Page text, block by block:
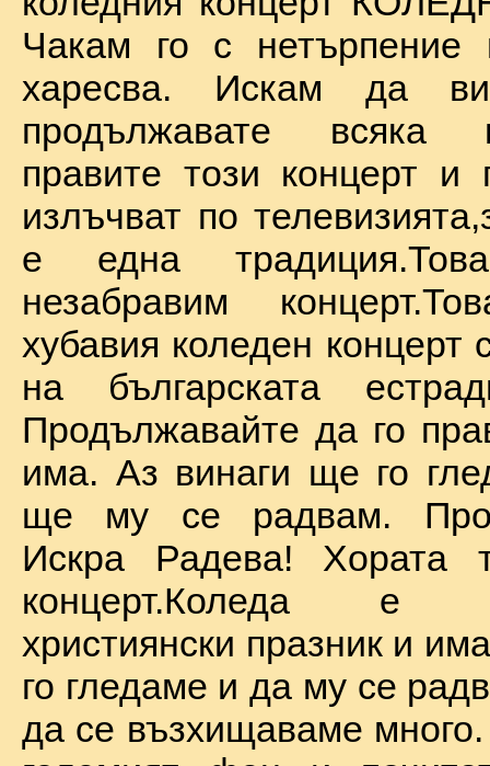
Чакам го с
харесва. Искам да
продължавате всяка
правите този концерт и
излъчват по
е една
незабравим
хубавия коледен концерт
на българската
Продължавайте да го
има. Аз винаги ще го
ще му се радвам.
Искра Радева! Хората
концерт.Коледа е
християнски празник и
го гледаме и да му се
да се възхищаваме